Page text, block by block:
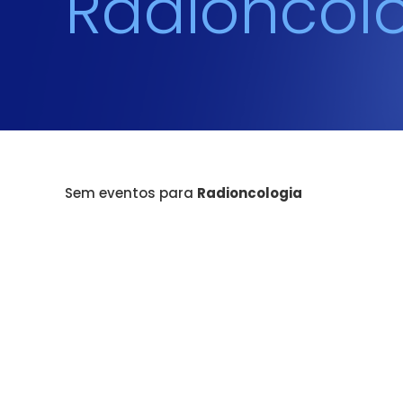
Sem eventos para Radioncologia